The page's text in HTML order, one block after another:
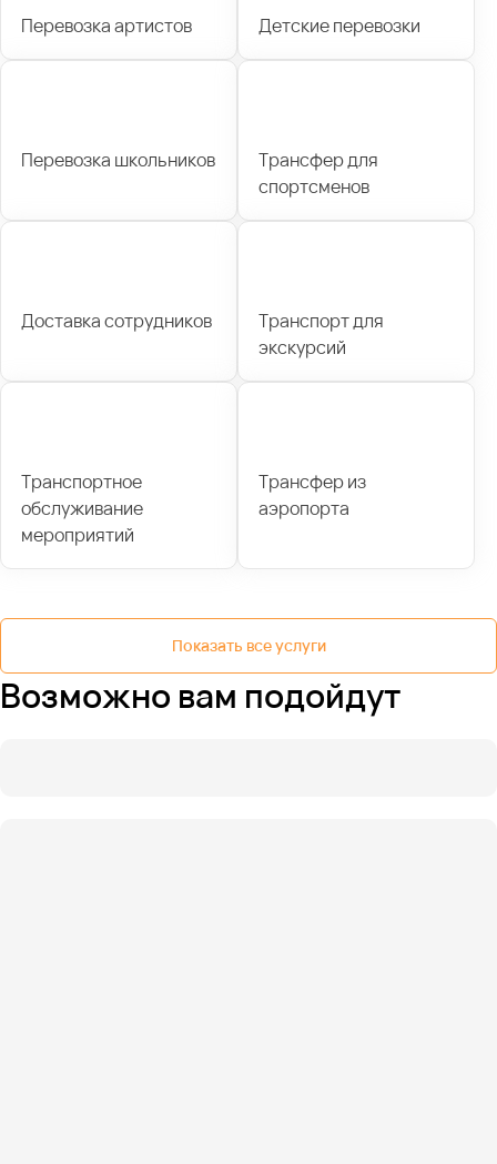
Перевозка артистов Детские перевозки
Перевозка школьников
Трансфер для
спортсменов
Доставка сотрудников
Транспорт для
экскурсий
Транспортное
обслуживание
мероприятий
Трансфер из
аэропорта
Показать все услуги
Возможно вам подойдут